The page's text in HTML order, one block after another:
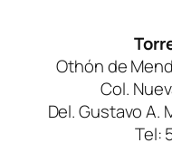
Othón de
Col.
Del. Gustavo A.
Tel: